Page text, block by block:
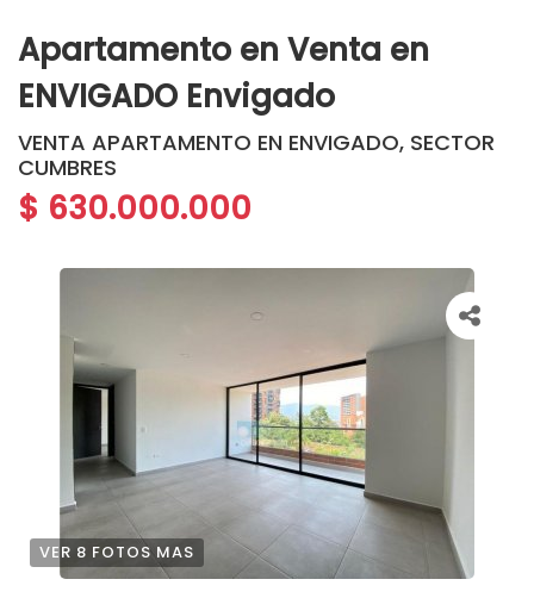
Apartamento en Venta en
ENVIGADO Envigado
VENTA APARTAMENTO EN ENVIGADO, SECTOR
CUMBRES
$ 630.000.000
VER 8 FOTOS MAS